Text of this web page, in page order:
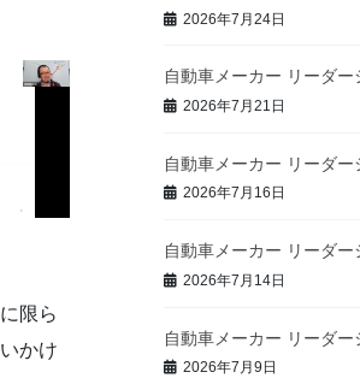
限ら
かけ
2026年7月24日
自動車メーカー リーダ
2026年7月21日
自動車メーカー リーダ
2026年7月16日
自動車メーカー リーダ
2026年7月14日
自動車メーカー リーダ
2026年7月9日